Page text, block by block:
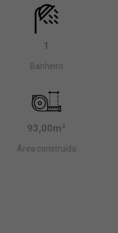
1
Banheiro
93,00m²
Área construída